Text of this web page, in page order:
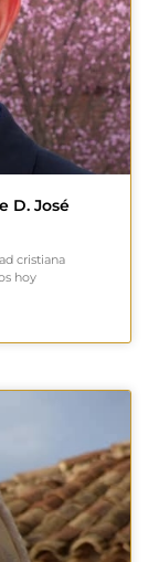
D. José
cristiana
hoy